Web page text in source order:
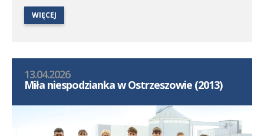
Krawczewski. Druga drużyna przegrała w Dominowie 1:5 (0:0) z
Lechem Poznań/Dominowo-Krzykosy.
WIĘCEJ
13.04.2026
Miła niespodzianka w Ostrzeszowie (2013)